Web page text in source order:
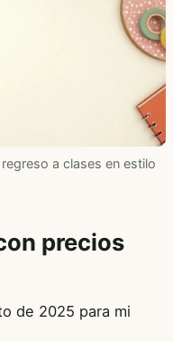
a clases en estilo
precios
de 2025 para mi